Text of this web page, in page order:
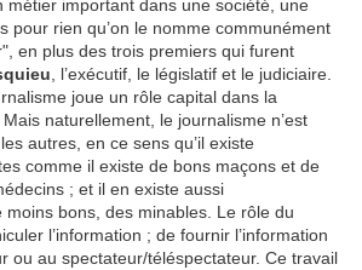
métier important dans une société, une
pour rien qu’on le nomme communément
en plus des trois premiers qui furent
, l’exécutif, le législatif et le judiciaire.
joue un rôle capital dans la
naturellement, le journalisme n’est
autres, en ce sens qu’il existe
comme il existe de bons maçons et de
; et il en existe aussi
moins bons, des minables. Le rôle du
l’information ; de fournir l’information
ou au spectateur/téléspectateur. Ce travail